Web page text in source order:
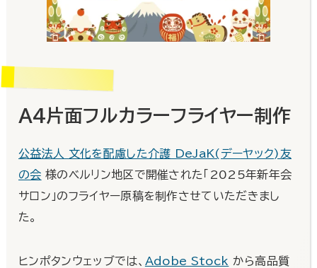
A4片面フルカラーフライヤー制作
公益法人 文化を配慮した介護 DeJaK(デーヤック)友
の会 様のベルリン地区で開催された「2025年新年会
サロン」のフライヤー原稿を制作させていただきまし
た。
ヒンポタンウェッブでは、 Adobe Stock から高品質